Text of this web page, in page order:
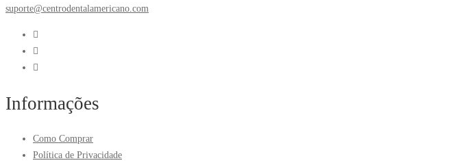
suporte@centrodentalamericano.com
Informações
Como Comprar
Política de Privacidade